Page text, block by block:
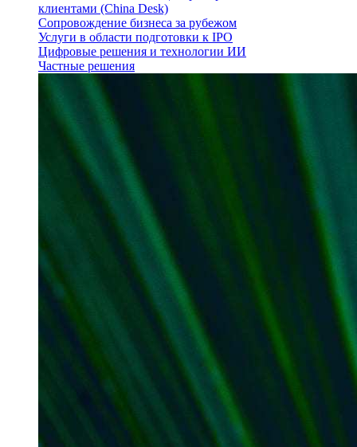
клиентами (China Desk)
Сопровождение бизнеса за рубежом
Услуги в области подготовки к IPO
Цифровые решения и технологии ИИ
Частные решения